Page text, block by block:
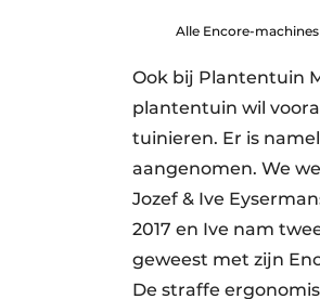
Alle Encore-
Ook bij Plantentuin
plantentuin wil
tuinieren. Er is
aangenomen. We
Jozef & Ive
2017 en Ive nam
geweest met zijn
De straffe